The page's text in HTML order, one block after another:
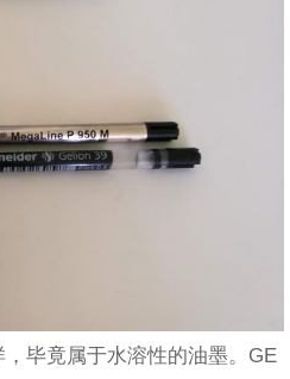
毕竟属于水溶性的油墨。GE